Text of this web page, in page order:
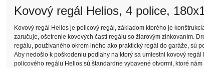
Kovový regál Helios, 4 police,
Kovový regál Helios je policový regál, základom ktorého je
zaručuje, ošetrenie kovových častí regálu so žiarovým zinkovaním.
regálu, používaného okrem iného ako praktický regál do garáže, sú
Aby nedošlo k poškodeniu podlahy na ktorý sa umiestni kovový
policového regálu Helios sú štandardne vybavené otvormi, ktoré